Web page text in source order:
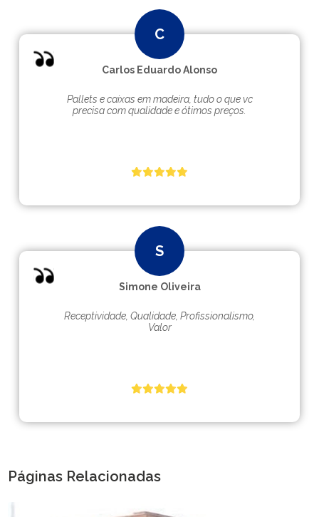
Carlos Eduardo Alonso
Pallets e caixas em madeira, tudo o que vc
precisa com qualidade e ótimos preços.
Simone Oliveira
Receptividade, Qualidade, Profissionalismo,
Valor
Páginas Relacionadas